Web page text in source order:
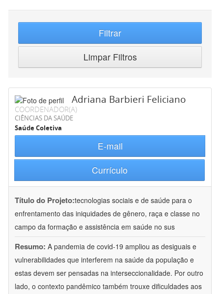
Filtrar
Limpar Filtros
Adriana Barbieri Feliciano
COORDENADOR(A)
CIÊNCIAS DA SAÚDE
Saúde Coletiva
E-mail
Currículo
Título do Projeto:tecnologias sociais e de saúde para o
enfrentamento das iniquidades de gênero, raça e classe no
campo da formação e assistência em saúde no sus
Resumo: A pandemia de covid-19 ampliou as desiguais e
vulnerabilidades que interferem na saúde da população e
estas devem ser pensadas na interseccionalidade. Por outro
lado, o contexto pandêmico também trouxe dificuldades aos